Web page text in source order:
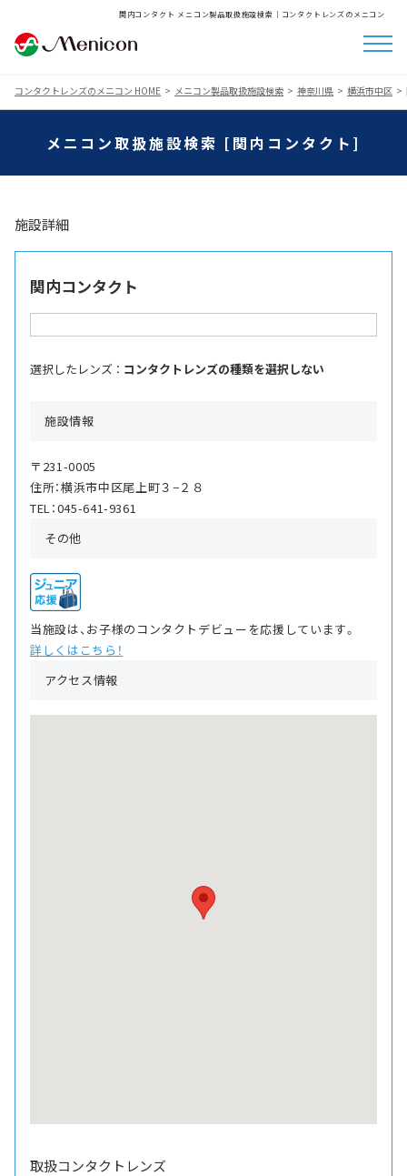
関内コンタクト メニコン製品取扱施設検索│コンタクトレンズのメニコン
コンタクトレンズのメニコン HOME メニコン製品取扱施設検索 神奈川県 横浜市中区
メニコン取扱施設検索 [関内コンタクト]
施設詳細
関内コンタクト
選択したレンズ ： コンタクトレンズの種類を選択しない
施設情報
〒231-0005
住所：横浜市中区尾上町３−２８
TEL：045-641-9361
その他
当施設は、お子様のコンタクトデビューを応援しています。
詳しくはこちら！
アクセス情報
取扱コンタクトレンズ